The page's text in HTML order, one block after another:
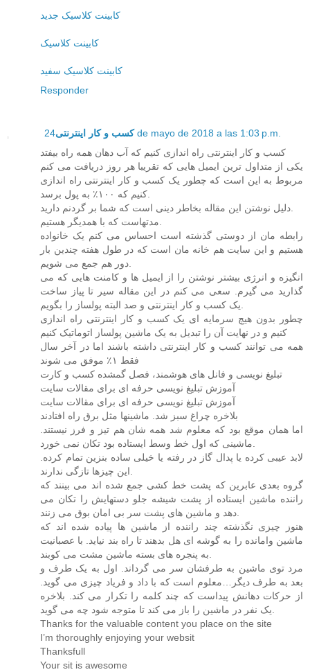
کابینت کلاسیک جدید
کابینت کلاسیک
کابینت کلاسیک سفید
Responder
کسب و کار اینترنتی24 de mayo de 2018 a las 1:03 p.m.
کسب و کار اینترنتی راه اندازی کنیم که آب دهان همه راه بیفتد
یکی از متداول ترین ایمیل هایی که تقریبا هر روز دریافت می کنم
مربوط به این است که چطور یک کسب و کار اینترنتی راه اندازی
کنیم که ۱۰۰٪ به پول برسد.
دلیل نوشتن این مقاله بخاطر دینی است که شما بر گردنم دارید.
مدتهاست که با همدیگر هستیم.
رابطه مان از دوستی گذشته است احساس می کنم یک خانواده
هستیم و این سایت هم خانه مان است که در طول هفته چندین بار
دور هم جمع می شویم.
انگیزه و انرژی بیشتر نوشتن را از ایمیل ها و کامنت هایی که می
گذارید می گیرم. سعی می کنم در این مقاله سیر تا پیاز ساخت
یک کسب و کار اینترنتی و صد البته پولساز را بگویم.
چطور بدون هیچ سرمایه ای یک کسب و کار اینترنتی راه اندازی
کنیم و در نهایت آن را تبدیل به یک ماشین پولساز اتوماتیک کنیم
همه می توانند کسب و کار اینترنتی داشته باشند اما در آخر سال
فقط ۱٪ موفق می شوند
تبلیغ نویسی و فانل های هوشمند، فصل گمشده کسب و کارت
آموزش تبلیغ نویسی حرفه ای برای مقالات سایت
آموزش تبلیغ نویسی حرفه ای برای مقالات سایت
بلاخره چراغ سبز شد. ماشینها مثل برق راه افتادند
اما همان موقع بود که معلوم شد همه شان هم تیز و فرز نیستند.
ماشینی که اول خط وسط ایستاده بود تکان نمی خورد.
لابد عیبی کرده یا پدال گاز در رفته یا خیلی ساده بنزین تمام کرده.
این چیزها تازگی ندارند.
گروه بعدی عابرین که پشت خط کشی جمع شده اند می بینند که
راننده ماشین ایستاده از پشت شیشه جلو دستهایش را تکان می
دهد و ماشین های پشت سر بی امان بوق می زنند.
هنوز چیزی نگذشته چند راننده از ماشین ها پیاده شده اند که
ماشین وامانده را به گوشه ای هل بدهند تا راه بند نیاید. با عصبانیت
به پنجره های بسته ماشین مشت می کوبند.
مرد توی ماشین به طرفشان سر می گرداند. اول به یک طرف و
بعد به طرف دیگر…معلوم است که با داد و فریاد چیزی می گوید.
از حرکات دهانش پیداست که چند کلمه را تکرار می کند. بلاخره
یک نفر در ماشین را باز می کند تا متوجه شود چه می گوید.
Thanks for the valuable content you place on the site
I’m thoroughly enjoying your websit
Thanksfull
Your sit is awesome